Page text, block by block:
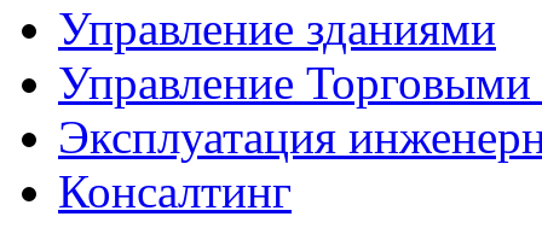
Управление зданиями
Управление
Эксплуатация
Консалтинг